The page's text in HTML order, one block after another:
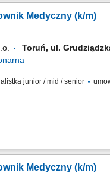
medycznej zgodnie ze
fiskalnej i systemu
Medyczny (k/m)
Toruń, ul.
junior / mid / senior
Pacjentów w Punkcie
medycznej zgodnie ze
Medyczny (k/m)